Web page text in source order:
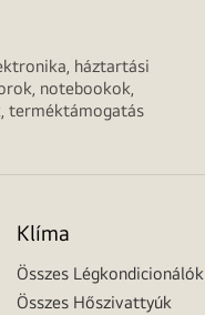
háztartási
notebookok,
terméktámogatás
Klíma
Összes Légkondicionálók
Összes Hőszivattyúk